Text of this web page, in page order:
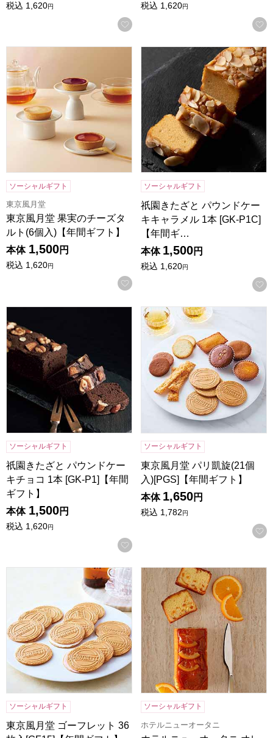
税込 1,620円
お気に入りに登録する
税込 1,620円
東京風月堂 果実のチーズタルト(6個入)【年間ギフト】
ソーシャルギフト
東京風月堂
東京風月堂 果実のチーズタ
ルト(6個入)【年間ギフト】
本体 1,500円
税込 1,620円
お気に入りに登録する
祇園きたざと パウンドケー
ソーシャルギフト
祇園きたざと パウンドケー
キキャラメル 1本 [GK-P1C]
【年間ギ…
本体 1,500円
税込 1,620円
祇園きたざと パウンドケーキチョコ 1本 [GK-P1]【年間ギフ
ソーシャルギフト
祇園きたざと パウンドケー
キチョコ 1本 [GK-P1]【年間
ギフト】
本体 1,500円
税込 1,620円
お気に入りに登録する
東京風月堂 パリ凱旋(21個入
ソーシャルギフト
東京風月堂 パリ凱旋(21個
入)[PGS]【年間ギフト】
本体 1,650円
税込 1,782円
東京風月堂 ゴーフレット 36枚入[GF15]【年間ギフト】
ソーシャルギフト
東京風月堂 ゴーフレット 36
ホテルニューオータニ オレ
ソーシャルギフト
ホテルニューオータニ